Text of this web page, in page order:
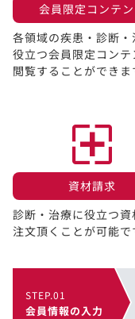
会員限定コンテ
各領域の疾患・診断・
役立つ会員限定コンテ
閲覧することができま
資材請求​
診断・治療に役立つ資
注文頂くことが可能で
STEP.01
会員情報の入力